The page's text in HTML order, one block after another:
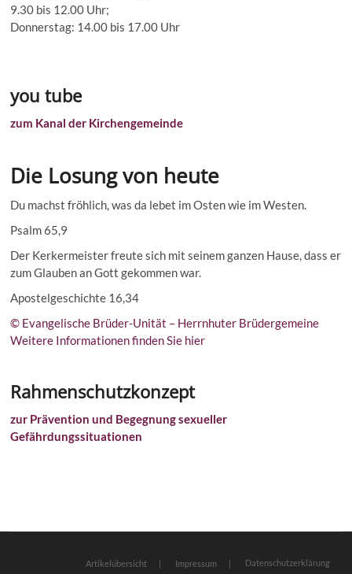
9.30 bis 12.00 Uhr;
Donnerstag: 14.00 bis 17.00 Uhr
you tube
zum Kanal der Kirchengemeinde
Die Losung von heute
Du machst fröhlich, was da lebet im Osten wie im Westen.
Psalm 65,9
Der Kerkermeister freute sich mit seinem ganzen Hause, dass er
zum Glauben an Gott gekommen war.
Apostelgeschichte 16,34
© Evangelische Brüder-Unität – Herrnhuter Brüdergemeine
Weitere Informationen finden Sie hier
Rahmenschutzkonzept
zur Prävention und Begegnung sexueller
Gefährdungssituationen
Artikelübersicht Impressum Datenschutzerklärung